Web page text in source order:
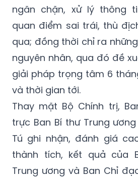
ngăn chặn, xử lý thông
quan điểm sai trái, thù
qua; đồng thời chỉ ra
nguyên nhân, qua đó đề
giải pháp trọng tâm 6
và thời gian tới.
Thay mặt Bộ Chính trị,
trực Ban Bí thư Trung
Tú ghi nhận, đánh giá
thành tích, kết quả của
Trung ương và Ban Chỉ